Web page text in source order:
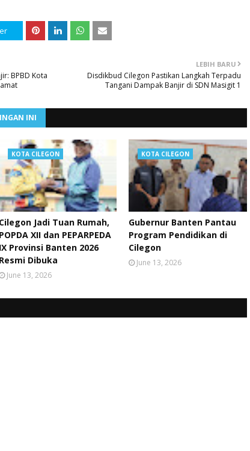
LEBIH BARU
Disdikbud Cilegon Pastikan Langkah Terpadu
Tangani Dampak Banjir di SDN Masigit 1
BPBD Kota
INI
KOTA CILEGON
Cilegon Jadi Tuan Rumah,
POPDA XII dan PEPARPEDA
IX Provinsi Banten 2026
Resmi Dibuka
June 13, 2026
KOTA CILEGON
Gubernur Banten Pantau
Program Pendidikan di
Cilegon
June 13, 2026